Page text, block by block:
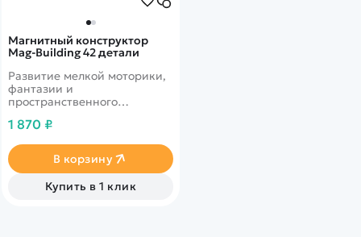
Магнитный конструктор
Mag-Building 42 детали
Развитие мелкой моторики,
фантазии и
пространственного
простота конструирования.
1 870 ₽
В корзину
Купить в 1 клик